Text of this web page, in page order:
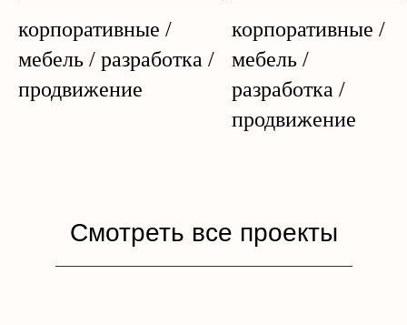
корпоративные /
мебель / разработка /
продвижение
корпоративные /
мебель /
разработка /
продвижение
Смотреть все проекты